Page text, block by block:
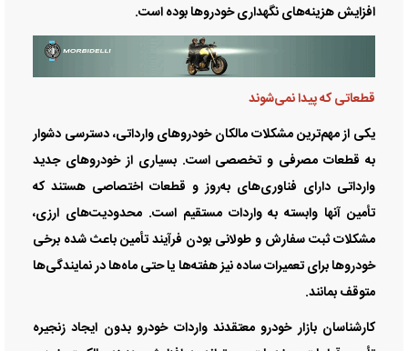
افزایش هزینه‌های نگهداری خودرو‌ها بوده است.
قطعاتی که پیدا نمی‌شوند
یکی از مهم‌ترین مشکلات مالکان خودرو‌های وارداتی، دسترسی دشوار
به قطعات مصرفی و تخصصی است. بسیاری از خودرو‌های جدید
وارداتی دارای فناوری‌های به‌روز و قطعات اختصاصی هستند که
تأمین آنها وابسته به واردات مستقیم است. محدودیت‌های ارزی،
مشکلات ثبت سفارش و طولانی بودن فرآیند تأمین باعث شده برخی
خودرو‌ها برای تعمیرات ساده نیز هفته‌ها یا حتی ماه‌ها در نمایندگی‌ها
متوقف بمانند.
کارشناسان بازار خودرو معتقدند واردات خودرو بدون ایجاد زنجیره